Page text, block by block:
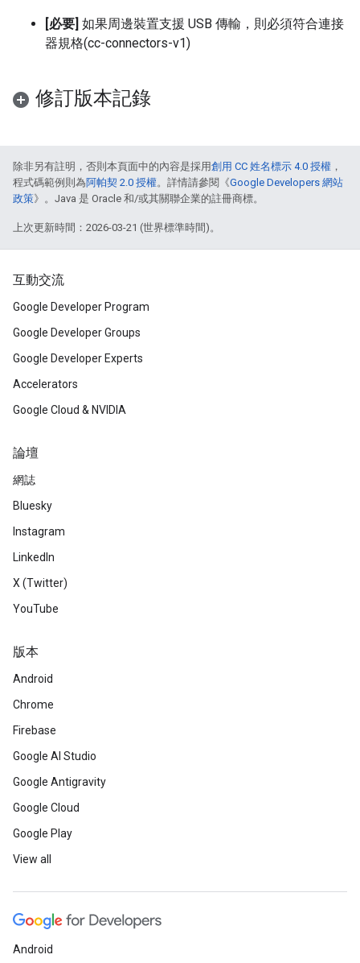
[必要] 如果周邊裝置支援 USB 傳輸，則必須符合連接
器規格(cc-connectors-v1)
修訂版本記錄
除非另有註明，否則本頁面中的內容是採用創用 CC 姓名標示 4.0 授權 ，
程式碼範例則為阿帕契 2.0 授權。詳情請參閱《Google Developers 網站
政策》。Java 是 Oracle 和/或其關聯企業的註冊商標。
上次更新時間：2026-03-21 (世界標準時間)。
互動交流
Google Developer Program
Google Developer Groups
Google Developer Experts
Accelerators
Google Cloud & NVIDIA
論壇
網誌
Bluesky
Instagram
LinkedIn
X (Twitter)
YouTube
版本
Android
Chrome
Firebase
Google AI Studio
Google Antigravity
Google Cloud
Google Play
View all
Android